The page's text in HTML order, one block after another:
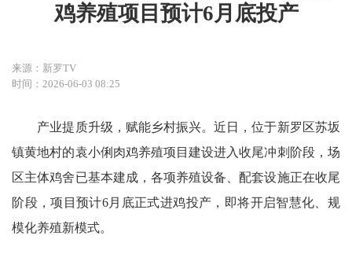
鸡养殖项目预计6月底投产
来源：新罗TV
时间：2026-06-03 08:25
产业提质升级，赋能乡村振兴。近日，位于新罗区苏坂
镇黄地村的袁小俐肉鸡养殖项目建设进入收尾冲刺阶段，场
区主体鸡舍已基本建成，各项养殖设备、配套设施正在收尾
阶段，项目预计6月底正式进鸡投产，即将开启智慧化、规
模化养殖新模式。